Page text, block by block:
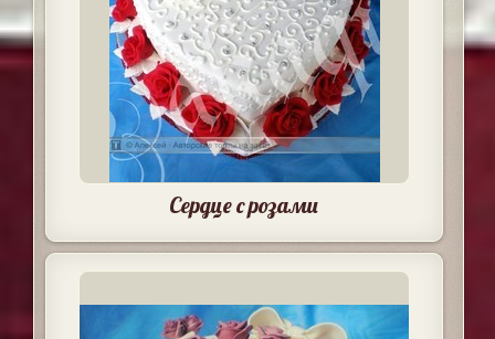
Сердце с розами